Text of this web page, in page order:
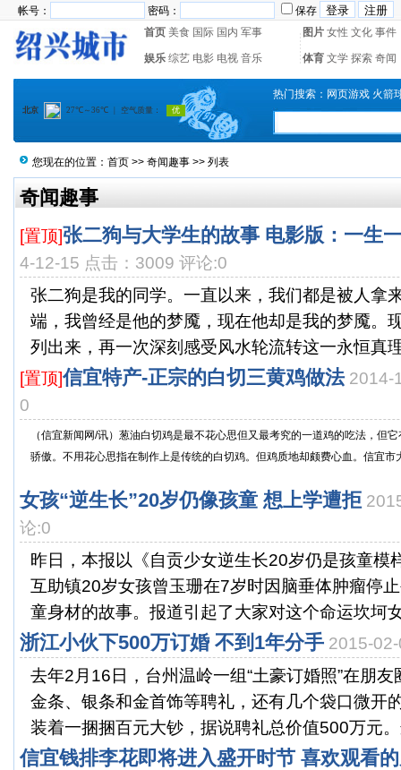
帐号： 密码：
保存
首页 美食 国际 国内 军事 图片 女性 文化 事件
娱乐 综艺 电影 电视 音乐 体育 文学 探索 奇闻
热门搜索： 网页游戏 火箭
您现在的位置： 首页 >> 奇闻趣事 >> 列表
奇闻趣事
[置顶]张二狗与大学生的故事 电影版：一生
4-12-15 点击：3009 评论:0
张二狗是我的同学。一直以来，我们都是被人拿
端，我曾经是他的梦魇，现在他却是我的梦魇。
列出来，再一次深刻感受风水轮流转这一永恒
[置顶]信宜特产-正宗的白切三黄鸡做法 2014-
0
（信宜新闻网/讯）葱油白切鸡是最不花心思但又最考究的一道鸡的吃法，但
骄傲。不用花心思指在制作上是传统的白切鸡。但鸡质地却颇费心血。信宜市
女孩“逆生长”20岁仍像孩童 想上学遭拒
论:0
昨日，本报以《自贡少女逆生长20岁仍是孩童模
互助镇20岁女孩曾玉珊在7岁时因脑垂体肿瘤停
童身材的故事。报道引起了大家对这个命运坎坷
浙江小伙下500万订婚 不到1年分手 2015-
去年2月16日，台州温岭一组“土豪订婚照”在朋
金条、银条和金首饰等聘礼，还有几个袋口微开
装着一捆捆百元大钞，据说聘礼总价值500万元
信宜钱排李花即将进入盛开时节 喜欢观看